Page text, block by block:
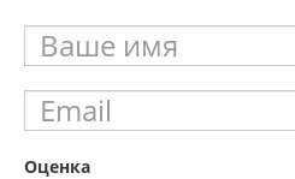
Оценка